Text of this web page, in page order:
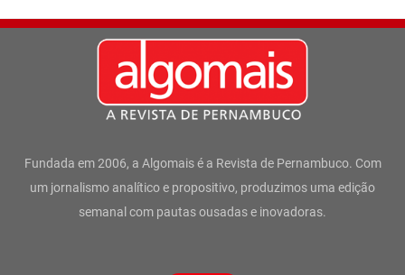
Fundada em 2006, a Algomais é a Revista de Pernambuco. Com
um jornalismo analítico e propositivo, produzimos uma edição
semanal com pautas ousadas e inovadoras.